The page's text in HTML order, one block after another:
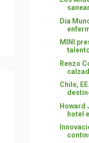
Día
MINI
Renzo
Chile,
Howard
hotel